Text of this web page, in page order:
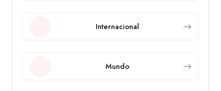
Internacional
Mundo